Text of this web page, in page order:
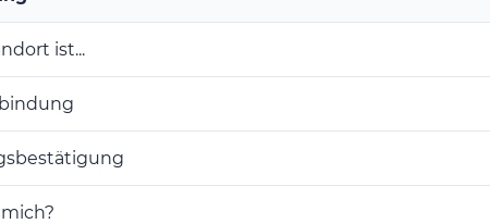
ist...